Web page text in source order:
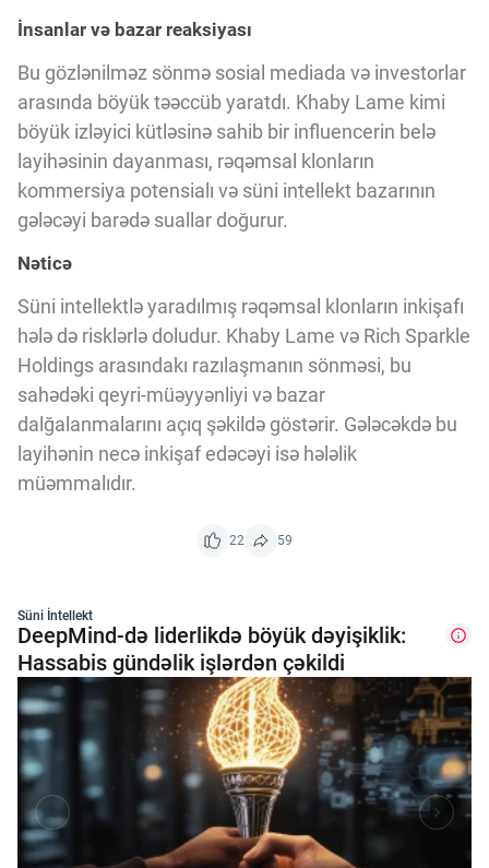
İnsanlar və bazar reaksiyası
Bu gözlənilməz sönmə sosial mediada və investorlar
arasında böyük təəccüb yaratdı. Khaby Lame kimi
böyük izləyici kütləsinə sahib bir influencerin belə
layihəsinin dayanması, rəqəmsal klonların
kommersiya potensialı və süni intellekt bazarının
gələcəyi barədə suallar doğurur.
Nəticə
Süni intellektlə yaradılmış rəqəmsal klonların inkişafı
hələ də risklərlə doludur. Khaby Lame və Rich Sparkle
Holdings arasındakı razılaşmanın sönməsi, bu
sahədəki qeyri-müəyyənliyi və bazar
dalğalanmalarını açıq şəkildə göstərir. Gələcəkdə bu
layihənin necə inkişaf edəcəyi isə hələlik
müəmmalıdır.
22 59
Süni İntellekt
DeepMind-də liderlikdə böyük dəyişiklik:
Hassabis gündəlik işlərdən çəkildi